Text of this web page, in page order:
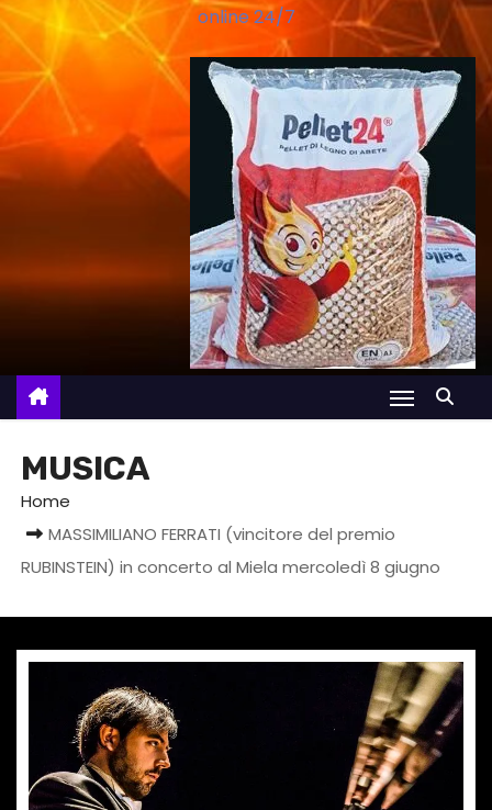
online 24/7
MUSICA
Home
MASSIMILIANO FERRATI (vincitore del premio
RUBINSTEIN) in concerto al Miela mercoledì 8 giugno